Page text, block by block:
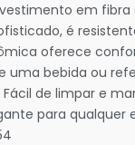
em fibra
é
oferece
uma bebida ou
de limpar e
para qualquer